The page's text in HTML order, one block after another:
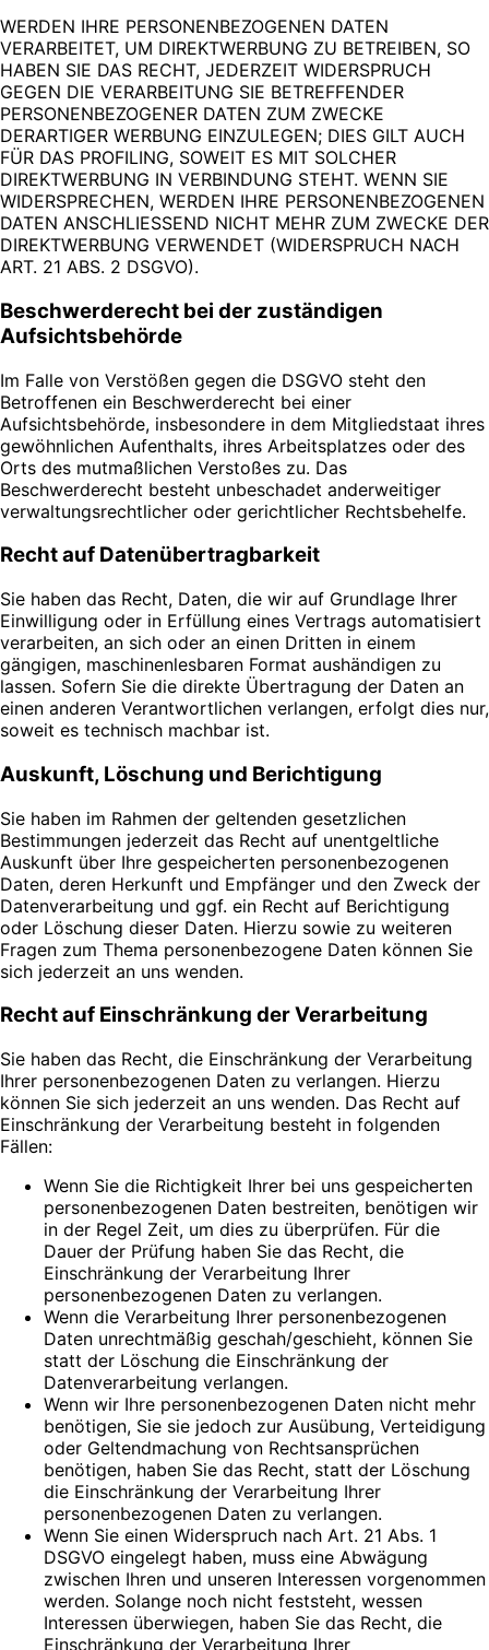
WERDEN IHRE PERSONENBEZOGENEN DATEN
VERARBEITET, UM DIREKTWERBUNG ZU BETREIBEN, SO
HABEN SIE DAS RECHT, JEDERZEIT WIDERSPRUCH
GEGEN DIE VERARBEITUNG SIE BETREFFENDER
PERSONENBEZOGENER DATEN ZUM ZWECKE
DERARTIGER WERBUNG EINZULEGEN; DIES GILT AUCH
FÜR DAS PROFILING, SOWEIT ES MIT SOLCHER
DIREKTWERBUNG IN VERBINDUNG STEHT. WENN SIE
WIDERSPRECHEN, WERDEN IHRE PERSONENBEZOGENEN
DATEN ANSCHLIESSEND NICHT MEHR ZUM ZWECKE DER
DIREKTWERBUNG VERWENDET (WIDERSPRUCH NACH
ART. 21 ABS. 2 DSGVO).
Beschwerderecht bei der zuständigen
Aufsichtsbehörde
Im Falle von Verstößen gegen die DSGVO steht den
Betroffenen ein Beschwerderecht bei einer
Aufsichtsbehörde, insbesondere in dem Mitgliedstaat ihres
gewöhnlichen Aufenthalts, ihres Arbeitsplatzes oder des
Orts des mutmaßlichen Verstoßes zu. Das
Beschwerderecht besteht unbeschadet anderweitiger
verwaltungsrechtlicher oder gerichtlicher Rechtsbehelfe.
Recht auf Datenübertragbarkeit
Sie haben das Recht, Daten, die wir auf Grundlage Ihrer
Einwilligung oder in Erfüllung eines Vertrags automatisiert
verarbeiten, an sich oder an einen Dritten in einem
gängigen, maschinenlesbaren Format aushändigen zu
lassen. Sofern Sie die direkte Übertragung der Daten an
einen anderen Verantwortlichen verlangen, erfolgt dies nur,
soweit es technisch machbar ist.
Auskunft, Löschung und Berichtigung
Sie haben im Rahmen der geltenden gesetzlichen
Bestimmungen jederzeit das Recht auf unentgeltliche
Auskunft über Ihre gespeicherten personenbezogenen
Daten, deren Herkunft und Empfänger und den Zweck der
Datenverarbeitung und ggf. ein Recht auf Berichtigung
oder Löschung dieser Daten. Hierzu sowie zu weiteren
Fragen zum Thema personenbezogene Daten können Sie
sich jederzeit an uns wenden.
Recht auf Einschränkung der Verarbeitung
Sie haben das Recht, die Einschränkung der Verarbeitung
Ihrer personenbezogenen Daten zu verlangen. Hierzu
können Sie sich jederzeit an uns wenden. Das Recht auf
Einschränkung der Verarbeitung besteht in folgenden
Fällen:
Wenn Sie die Richtigkeit Ihrer bei uns gespeicherten
personenbezogenen Daten bestreiten, benötigen wir
in der Regel Zeit, um dies zu überprüfen. Für die
Dauer der Prüfung haben Sie das Recht, die
Einschränkung der Verarbeitung Ihrer
personenbezogenen Daten zu verlangen.
Wenn die Verarbeitung Ihrer personenbezogenen
Daten unrechtmäßig geschah/geschieht, können Sie
statt der Löschung die Einschränkung der
Datenverarbeitung verlangen.
Wenn wir Ihre personenbezogenen Daten nicht mehr
benötigen, Sie sie jedoch zur Ausübung, Verteidigung
oder Geltendmachung von Rechtsansprüchen
benötigen, haben Sie das Recht, statt der Löschung
die Einschränkung der Verarbeitung Ihrer
personenbezogenen Daten zu verlangen.
Wenn Sie einen Widerspruch nach Art. 21 Abs. 1
DSGVO eingelegt haben, muss eine Abwägung
zwischen Ihren und unseren Interessen vorgenommen
werden. Solange noch nicht feststeht, wessen
Interessen überwiegen, haben Sie das Recht, die
Einschränkung der Verarbeitung Ihrer